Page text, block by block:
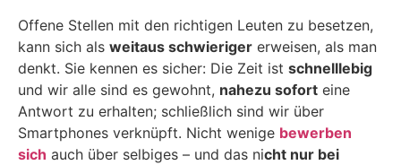
Offene Stellen mit den richtigen Leuten zu besetzen,
kann sich als weitaus schwieriger erweisen, als man
denkt. Sie kennen es sicher: Die Zeit ist schnelllebig
und wir alle sind es gewohnt, nahezu sofort eine
Antwort zu erhalten; schließlich sind wir über
Smartphones verknüpft. Nicht wenige bewerben
sich auch über selbiges – und das nicht nur bei